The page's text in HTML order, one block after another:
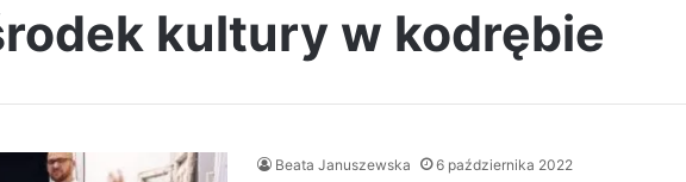
kultury w kodrębie
Beata Januszewska 6 października 2022